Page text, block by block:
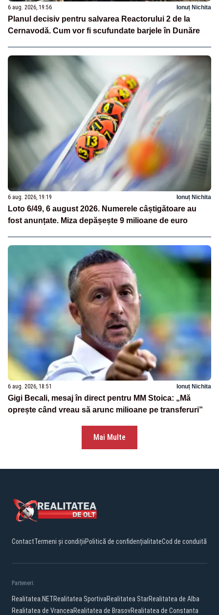
6 aug. 2026, 19:56 Ionuț Nichita
Planul decisiv pentru salvarea Reactorului 2 de la
Cernavodă. Cum vor fi scufundate barjele în Dunăre
6 aug. 2026, 19:19 Ionuț Nichita
Loto 6/49, 6 august 2026. Numerele câștigătoare au
fost anunțate. Miza depășește 9 milioane de euro
6 aug. 2026, 18:51 Ionuț Nichita
Gigi Becali, mesaj în direct pentru MM Stoica: „Mă
oprește când vreau să arunc milioane pe transferuri”
Mai Multe
ContactTermeni și condițiiPolitică de confidențialitateCod de conduită
Parteneri:
Realitatea.NETRealitatea SportivaRealitatea StarRealitatea de Alba
Realitatea de VranceaRealitatea de BrasovRealitatea de Constanta